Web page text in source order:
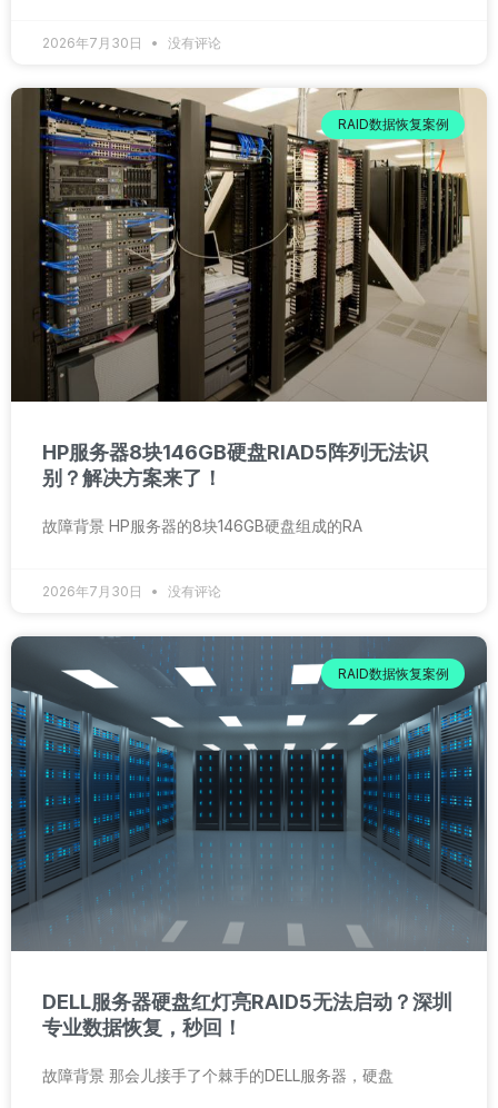
2026年7月30日 没有评论
RAID数据恢复案例
HP服务器8块146GB硬盘RIAD5阵列无法识
别？解决方案来了！
故障背景 HP服务器的8块146GB硬盘组成的RA
2026年7月30日 没有评论
RAID数据恢复案例
DELL服务器硬盘红灯亮RAID5无法启动？深圳
专业数据恢复，秒回！
故障背景 那会儿接手了个棘手的DELL服务器，硬盘